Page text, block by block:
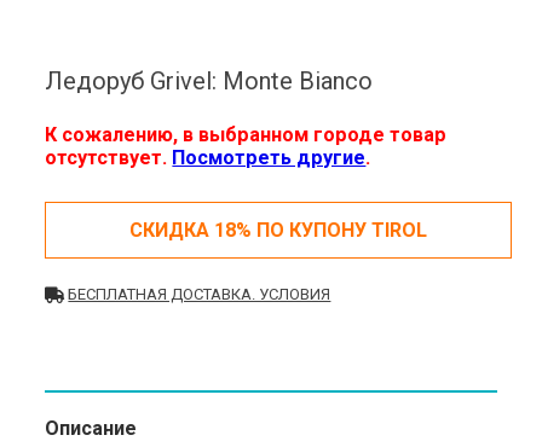
Ледоруб Grivel: Monte Bianco
К сожалению, в выбранном городе товар
отсутствует. Посмотреть другие.
СКИДКА 18% ПО КУПОНУ TIROL
БЕСПЛАТНАЯ ДОСТАВКА. УСЛОВИЯ
Описание